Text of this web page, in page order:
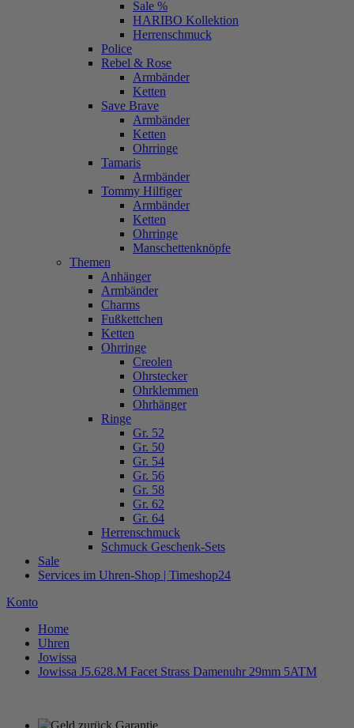
Sale %
HARIBO Kollektion
Herrenschmuck
Police
Rebel & Rose
Armbänder
Ketten
Save Brave
Armbänder
Ketten
Ohrringe
Tamaris
Armbänder
Tommy Hilfiger
Armbänder
Ketten
Ohrringe
Manschettenknöpfe
Themen
Anhänger
Armbänder
Charms
Fußkettchen
Ketten
Ohrringe
Creolen
Ohrstecker
Ohrklemmen
Ohrhänger
Ringe
Gr. 52
Gr. 50
Gr. 54
Gr. 56
Gr. 58
Gr. 62
Gr. 64
Herrenschmuck
Schmuck Geschenk-Sets
Sale
Services im Uhren-Shop | Timeshop24
Konto
Home
Uhren
Jowissa
Jowissa J5.628.M Facet Strass Damenuhr 29mm 5ATM